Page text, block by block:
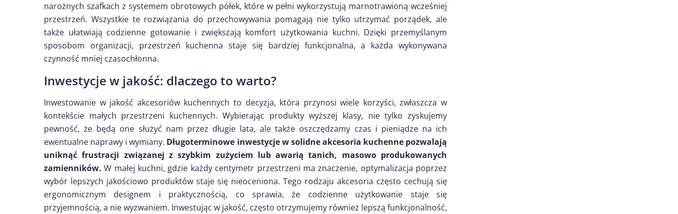
narożnych szafkach z systemem obrotowych półek, które w pełni wykorzystują marnotrawioną wcześniej
przestrzeń. Wszystkie te rozwiązania do przechowywania pomagają nie tylko utrzymać porządek, ale
także ułatwiają codzienne gotowanie i zwiększają komfort użytkowania kuchni. Dzięki przemyślanym
sposobom organizacji, przestrzeń kuchenna staje się bardziej funkcjonalna, a każda wykonywana
czynność mniej czasochłonna.
Inwestycje w jakość: dlaczego to warto?
Inwestowanie w jakość akcesoriów kuchennych to decyzja, która przynosi wiele korzyści, zwłaszcza w
kontekście małych przestrzeni kuchennych. Wybierając produkty wyższej klasy, nie tylko zyskujemy
pewność, że będą one służyć nam przez długie lata, ale także oszczędzamy czas i pieniądze na ich
ewentualne naprawy i wymiany. Długoterminowe inwestycje w solidne akcesoria kuchenne pozwalają
uniknąć frustracji związanej z szybkim zużyciem lub awarią tanich, masowo produkowanych
zamienników. W małej kuchni, gdzie każdy centymetr przestrzeni ma znaczenie, optymalizacja poprzez
wybór lepszych jakościowo produktów staje się nieoceniona. Tego rodzaju akcesoria często cechują się
ergonomicznym designem i praktycznością, co sprawia, że codzienne użytkowanie staje się
przyjemnością, a nie wyzwaniem. Inwestując w jakość, często otrzymujemy również lepszą funkcjonalność,